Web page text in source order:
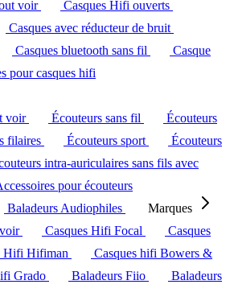
voir
Casques Hifi ouverts
Casques avec réducteur de bruit
Casques bluetooth sans fil
Casque
pour casques hifi
voir Écouteurs sans fil
Écouteurs
filaires Écouteurs sport
Écouteurs
intra-auriculaires sans fils avec
pour écouteurs
Baladeurs Audiophiles
Marques
Casques Hifi Focal
Casques
Hifi Hifiman
Casques hifi Bowers &
Grado Baladeurs Fiio
Baladeurs